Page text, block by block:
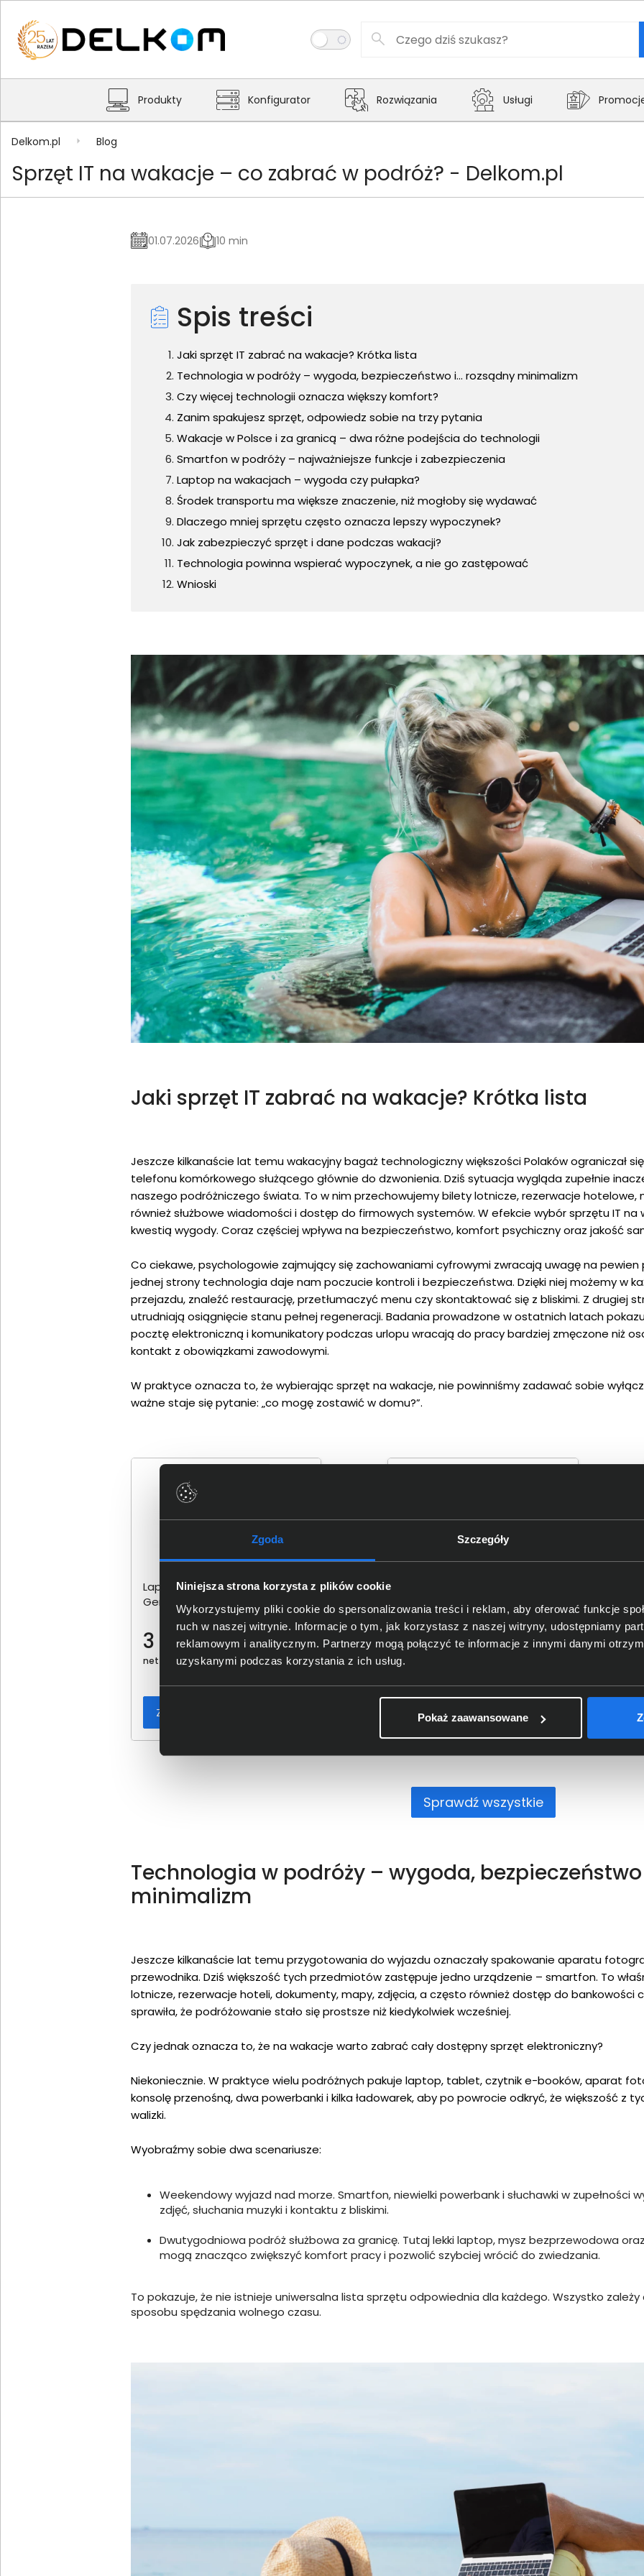
Zgoda Szczegóły
Niniejsza strona korzysta z plików cookie
Wykorzystujemy pliki cookie do spersonalizowania treści i reklam, aby oferować funkcje
ruch w naszej witrynie. Informacje o tym, jak korzystasz z naszej witryny, udostępniamy
reklamowym i analitycznym. Partnerzy mogą połączyć te informacje z innymi danymi
uzyskanymi podczas korzystania z ich usług.
Pokaż zaawansowane
Produkty Konfigurator Rozwiązania Usługi
Delkom.pl Blog
Sprzęt IT na wakacje – co zabrać w podróż? - Delkom.pl
01.07.2026 10 min
Spis treści
Jaki sprzęt IT zabrać na wakacje? Krótka lista
Technologia w podróży – wygoda, bezpieczeństwo i... rozsądny minimalizm
Czy więcej technologii oznacza większy komfort?
Zanim spakujesz sprzęt, odpowiedz sobie na trzy pytania
Wakacje w Polsce i za granicą – dwa różne podejścia do technologii
Smartfon w podróży – najważniejsze funkcje i zabezpieczenia
Laptop na wakacjach – wygoda czy pułapka?
Środek transportu ma większe znaczenie, niż mogłoby się wydawać
Dlaczego mniej sprzętu często oznacza lepszy wypoczynek?
Jak zabezpieczyć sprzęt i dane podczas wakacji?
Technologia powinna wspierać wypoczynek, a nie go zastępować
Wnioski
Jaki sprzęt IT zabrać na wakacje? Krótka lista
Jeszcze kilkanaście lat temu wakacyjny bagaż technologiczny większości Polaków ograniczał
telefonu komórkowego służącego głównie do dzwonienia. Dziś sytuacja wygląda zupełnie
naszego podróżniczego świata. To w nim przechowujemy bilety lotnicze, rezerwacje hotelowe,
również służbowe wiadomości i dostęp do firmowych systemów. W efekcie wybór sprzętu IT na
kwestią wygody. Coraz częściej wpływa na bezpieczeństwo, komfort psychiczny oraz jakość
Co ciekawe, psychologowie zajmujący się zachowaniami cyfrowymi zwracają uwagę na pewien
jednej strony technologia daje nam poczucie kontroli i bezpieczeństwa. Dzięki niej możemy w
przejazdu, znaleźć restaurację, przetłumaczyć menu czy skontaktować się z bliskimi. Z drugiej
utrudniają osiągnięcie stanu pełnej regeneracji. Badania prowadzone w ostatnich latach
pocztę elektroniczną i komunikatory podczas urlopu wracają do pracy bardziej zmęczone niż
kontakt z obowiązkami zawodowymi.
W praktyce oznacza to, że wybierając sprzęt na wakacje, nie powinniśmy zadawać sobie
ważne staje się pytanie: „co mogę zostawić w domu?”.
Laptop Lenovo IdeaPad Slim 3
Gen 11 15IWC11 83RR00AYPB
Core 5 320 15,3" WUXGA 16GB
512SSD
3 999,00 zł
netto: 3 251,22 zł
Zamów w przedsprzedaży
15AMN8 82XQ01PHPB Ryzen 5
40 15,6" 16GB 512SSD
3 499,00 zł
netto: 2 844,72 zł
Zamów w przedsprzedaży
Sprawdź wszystkie
Technologia w podróży – wygoda,
minimalizm
Jeszcze kilkanaście lat temu przygotowania do wyjazdu oznaczały spakowanie aparatu
przewodnika. Dziś większość tych przedmiotów zastępuje jedno urządzenie – smartfon. To
lotnicze, rezerwacje hoteli, dokumenty, mapy, zdjęcia, a często również dostęp do bankowości
sprawiła, że podróżowanie stało się prostsze niż kiedykolwiek wcześniej.
Czy jednak oznacza to, że na wakacje warto zabrać cały dostępny sprzęt elektroniczny?
Niekoniecznie. W praktyce wielu podróżnych pakuje laptop, tablet, czytnik e-booków, aparat
konsolę przenośną, dwa powerbanki i kilka ładowarek, aby po powrocie odkryć, że większość z
walizki.
Wyobraźmy sobie dwa scenariusze:
Weekendowy wyjazd nad morze. Smartfon, niewielki powerbank i słuchawki w zupełności
zdjęć, słuchania muzyki i kontaktu z bliskimi.
Dwutygodniowa podróż służbowa za granicę. Tutaj lekki laptop, mysz bezprzewodowa
mogą znacząco zwiększyć komfort pracy i pozwolić szybciej wrócić do zwiedzania.
To pokazuje, że nie istnieje uniwersalna lista sprzętu odpowiednia dla każdego. Wszystko zależy
sposobu spędzania wolnego czasu.